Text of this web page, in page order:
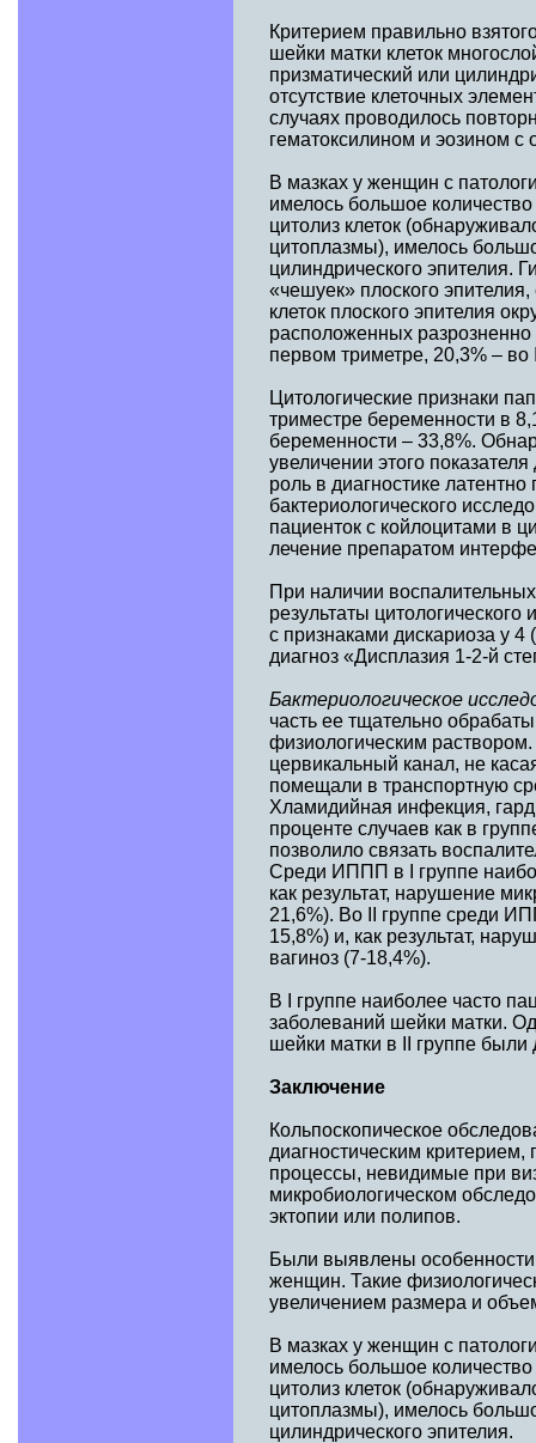
Критерием правильно
шейки матки клеток
призматический или
отсутствие клеточных
случаях проводилось
гематоксилином и эозином с
В мазках у женщин с
имелось большое
цитолиз клеток
цитоплазмы), имелось
цилиндрического эпителия.
«чешуек» плоского
клеток плоского эпителия
расположенных
первом триметре, 20,3% – во
Цитологические признаки
триместре беременности в
беременности – 33,8%.
увеличении этого
роль в диагностике
бактериологического
пациенток с койлоцитами в
лечение препаратом
При наличии
результаты
с признаками дискариоза у
диагноз «Дисплазия 1-2-й
Бактериологическое
часть ее тщательно
физиологическим
цервикальный канал, не
помещали в транспортную
Хламидийная инфекция,
проценте случаев как в
позволило связать
Среди ИППП в I группе
как результат, нарушение
21,6%). Во II группе среди
15,8%) и, как результат,
вагиноз (7-18,4%).
В I группе наиболее часто
заболеваний шейки матки.
шейки матки в II группе были
Заключение
Кольпоскопическое
диагностическим
процессы, невидимые при
микробиологическом
эктопии или полипов.
Были выявлены особенности
женщин. Такие
увеличением размера и
В мазках у женщин с
имелось большое
цитолиз клеток
цитоплазмы), имелось
цилиндрического эпителия.